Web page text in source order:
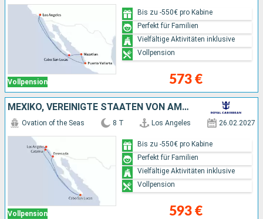
Vollpension 573 €
Bis zu -550€ pro Kabine
Perfekt für Familien
Vielfältige Aktivitäten inklusive
Vollpension
MEXIKO, VEREINIGTE STAATEN VON AMERIKA
Vollpension
Ovation of the Seas 8 T Los Angeles 26.02.2027
593 €
Bis zu -550€ pro Kabine
Perfekt für Familien
Vielfältige Aktivitäten inklusive
Vollpension